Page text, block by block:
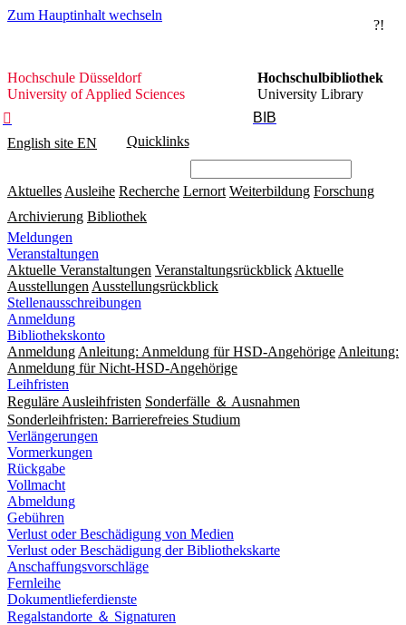
Zum Hauptinhalt wechseln
?!
Hochschule
Düsseldorf
Hochschule Düsseldorf
University of Applied Sciences
Hochschulbibliothek
University Library

BIB
English site EN Quicklinks
Aktuelles Ausleihe Recherche Lernort Weiterbildung Forschung
Archivierung Bibliothek
Meldungen
Veranstaltungen
Aktuelle Veranstaltungen Veranstaltungsrückblick Aktuelle
Ausstellungen Ausstellungsrückblick
Stellenausschreibungen
Anmeldung
Bibliothekskonto
Anmeldung Anleitung: Anmeldung für HSD-Angehörige Anleitung:
Anmeldung für Nicht-HSD-Angehörige
Leihfristen
Reguläre Ausleihfristen Sonderfälle ＆ Ausnahmen
Sonderleihfristen: Barrierefreies Studium
Verlängerungen
Vormerkungen
Rückgabe
Vollmacht
Abmeldung
Gebühren
Verlust oder Beschädigung von Medien
Verlust oder Beschädigung der Bibliothekskarte
Anschaffungsvorschläge
Fernleihe
Dokumentlieferdienste
Regalstandorte ＆ Signaturen